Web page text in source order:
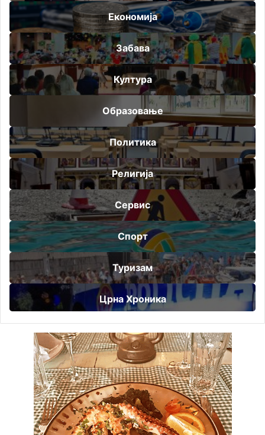
Економија
Забава
Култура
Образовање
Политика
Религија
Сервис
Спорт
Туризам
Црна Хроника